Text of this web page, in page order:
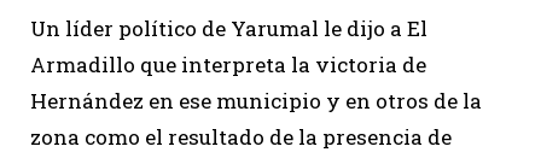
Un líder político de Yarumal le dijo a El
Armadillo que interpreta la victoria de
Hernández en ese municipio y en otros de la
zona como el resultado de la presencia de